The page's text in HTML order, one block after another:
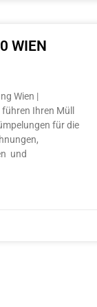
WIEN
Wien |
Ihren Müll
für die
und